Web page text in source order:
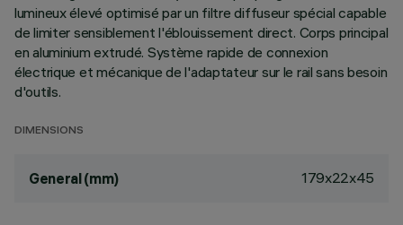
lumineux élevé optimisé par un filtre diffuseur spécial capable
de limiter sensiblement l'éblouissement direct. Corps principal
en aluminium extrudé. Système rapide de connexion
électrique et mécanique de l'adaptateur sur le rail sans besoin
d'outils.
DIMENSIONS
General (mm) 179x22x45